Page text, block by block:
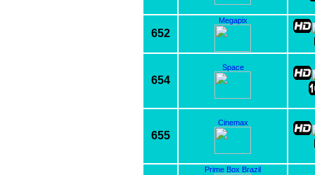
652
Megapix
654
Space
655
Cinemax
Prime Box Brazil